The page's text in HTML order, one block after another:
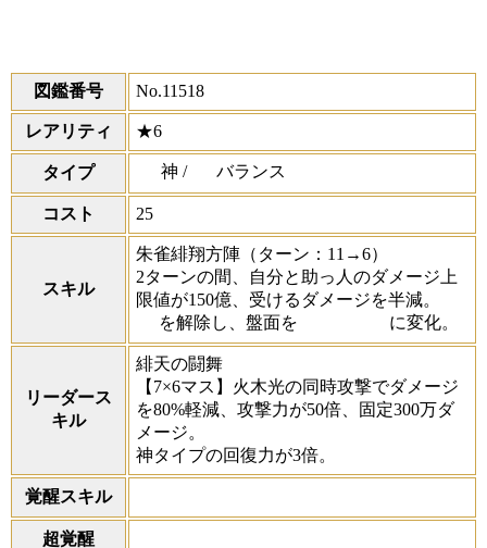
図鑑番号 No.11518
レアリティ ★6
タイプ 神 / バランス
コスト 25
スキル
朱雀緋翔方陣 （ターン：11→6）
2ターンの間、自分と助っ人のダメージ上
限値が150億、受けるダメージを半減。
を解除し、盤面を
に変化。
リーダース
キル
緋天の闘舞
【7×6マス】火木光の同時攻撃でダメージ
を80%軽減、攻撃力が50倍、固定300万ダ
メージ。
神タイプの回復力が3倍。
覚醒スキル
超覚醒